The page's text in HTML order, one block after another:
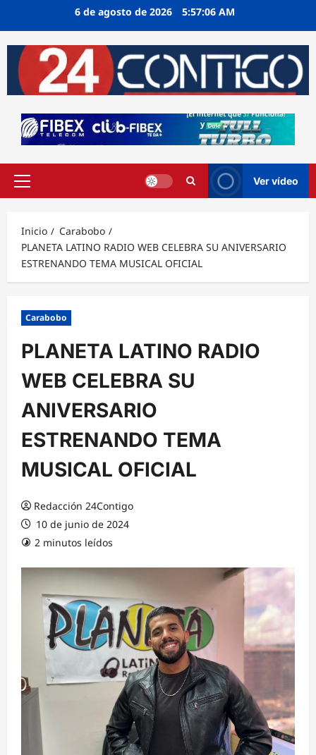
6 de agosto de 2026 5:57:07 AM
Menú
Ver vídeo
Inicio
Carabobo
PLANETA LATINO RADIO WEB CELEBRA SU ANIVERSARIO
ESTRENANDO TEMA MUSICAL OFICIAL
Carabobo
PLANETA LATINO RADIO
WEB CELEBRA SU
ANIVERSARIO
ESTRENANDO TEMA
MUSICAL OFICIAL
Redacción 24Contigo
10 de junio de 2024
2 minutos leídos